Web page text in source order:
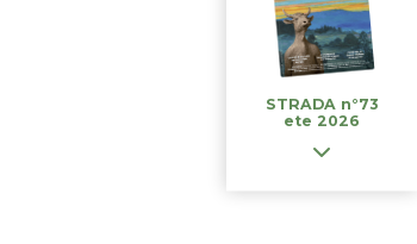
STRADA n°73
ete 2026